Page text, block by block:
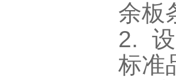
余板
2.
标准